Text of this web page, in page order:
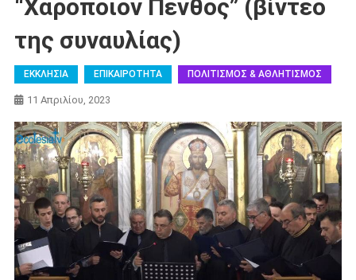
“Χαροποιόν Πένθος” (βίντεο
της συναυλίας)
ΕΚΚΛΗΣΙΑ ΕΠΙΚΑΙΡΟΤΗΤΑ ΠΟΛΙΤΙΣΜΟΣ & ΑΘΛΗΤΙΣΜΟΣ
11 Απριλίου, 2023